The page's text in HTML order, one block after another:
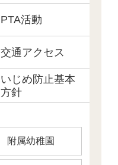
PTA活動
交通アクセス
いじめ防止基本
方針
附属幼稚園